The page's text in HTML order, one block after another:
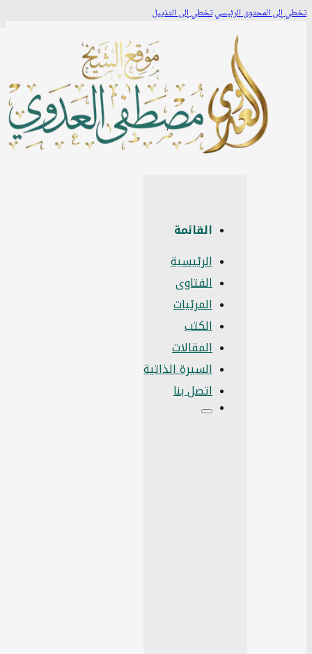
إلى المحتوى الرئيسيتخطي إلى التذييل
القائمة
الرئيسية
الفتاوى
المرئيات
الكتب
المقالات
السيرة الذاتية
اتصل بنا